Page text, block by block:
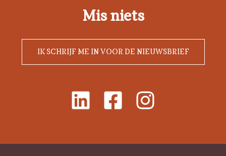
Mis niets
IK SCHRIJF ME IN VOOR DE NIEUWSBRIEF